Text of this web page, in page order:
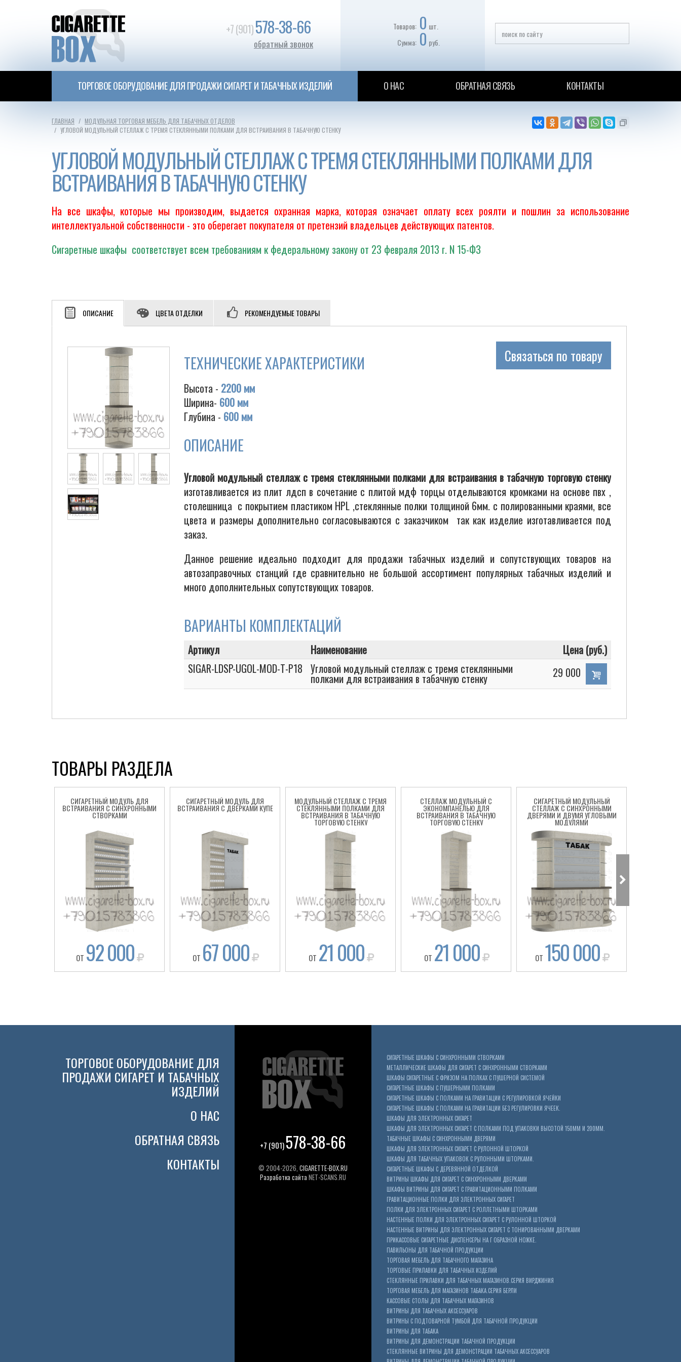
Cigarette Box
+7 (901)578-38-66
обратный звонок
Товаров: 0 шт.
Сумма: 0 руб.
ТОРГОВОЕ ОБОРУДОВАНИЕ ДЛЯ ПРОДАЖИ СИГАРЕТ И ТАБАЧНЫХ ИЗДЕЛИЙ О НАС ОБРАТНАЯ СВЯЗЬ КОНТАКТЫ
ГЛАВНАЯ
МОДУЛЬНАЯ ТОРГОВАЯ МЕБЕЛЬ ДЛЯ ТАБАЧНЫХ ОТДЕЛОВ
УГЛОВОЙ МОДУЛЬНЫЙ СТЕЛЛАЖ С ТРЕМЯ СТЕКЛЯННЫМИ ПОЛКАМИ ДЛЯ ВСТРАИВАНИЯ В ТАБАЧНУЮ СТЕНКУ
УГЛОВОЙ МОДУЛЬНЫЙ СТЕЛЛАЖ С ТРЕМЯ СТЕКЛЯННЫМИ ПОЛКАМИ ДЛЯ
ВСТРАИВАНИЯ В ТАБАЧНУЮ СТЕНКУ
На все шкафы, которые мы производим, выдается охранная марка, которая означает оплату всех роялти и пошлин за использование
интеллектуальной собственности - это оберегает покупателя от претензий владельцев действующих патентов.
Сигаретные шкафы соответствует всем требованиям к федеральному закону от 23 февраля 2013 г. N 15-ФЗ
ОПИСАНИЕ ЦВЕТА ОТДЕЛКИ РЕКОМЕНДУЕМЫЕ ТОВАРЫ
Связаться по товару
ТЕХНИЧЕСКИЕ ХАРАКТЕРИСТИКИ
Высота - 2200 мм
Ширина- 600 мм
Глубина - 600 мм
ОПИСАНИЕ
Угловой модульный стеллаж с тремя стеклянными полками для встраивания в табачную торговую стенку
изготавливается из плит лдсп в сочетание с плитой мдф торцы отделываются кромками на основе пвх ,
столешница с покрытием пластиком HPL ,стеклянные полки толщиной 6мм. с полированными краями, все
цвета и размеры дополнительно согласовываются с заказчиком так как изделие изготавливается под
заказ.
Данное решение идеально подходит для продажи табачных изделий и сопутствующих товаров на
автозаправочных станций где сравнительно не большой ассортимент популярных табачных изделий и
много дополнительных сопутствующих товаров.
ВАРИАНТЫ КОМПЛЕКТАЦИЙ
Артикул Наименование
Цена (руб.)
SIGAR-LDSP-UGOL-MOD-T-P18 Угловой модульный стеллаж с тремя стеклянными
полками для встраивания в табачную стенку 29 000
ТОВАРЫ РАЗДЕЛА
СИГАРЕТНЫЙ МОДУЛЬ ДЛЯ
ВСТРАИВАНИЯ С СИНХРОННЫМИ
СТВОРКАМИ
ОТ 92 000
СИГАРЕТНЫЙ МОДУЛЬ ДЛЯ
ВСТРАИВАНИЯ С ДВЕРКАМИ КУПЕ
ОТ 67 000
МОДУЛЬНЫЙ СТЕЛЛАЖ С ТРЕМЯ
СТЕКЛЯННЫМИ ПОЛКАМИ ДЛЯ
ВСТРАИВАНИЯ В ТАБАЧНУЮ
ТОРГОВУЮ СТЕНКУ
ОТ 21 000
СТЕЛЛАЖ МОДУЛЬНЫЙ С
ЭКОНОМПАНЕЛЬЮ ДЛЯ
ВСТРАИВАНИЯ В ТАБАЧНУЮ
ТОРГОВУЮ СТЕНКУ
ОТ 21 000
СИГАРЕТНЫЙ МОДУЛЬНЫЙ
СТЕЛЛАЖ С СИНХРОННЫМИ
ДВЕРЯМИ И ДВУМЯ УГЛОВЫМИ
МОДУЛЯМИ
ОТ 150 000
ТОРГОВОЕ ОБОРУДОВАНИЕ ДЛЯ
ПРОДАЖИ СИГАРЕТ И ТАБАЧНЫХ
ИЗДЕЛИЙ
О НАС
ОБРАТНАЯ СВЯЗЬ
КОНТАКТЫ
+7 (901)578-38-66
© 2004-2026, CIGARETTE-BOX.RU
Разработка сайтаNET-SCANS.RU
СИГАРЕТНЫЕ ШКАФЫ С СИНХРОННЫМИ СТВОРКАМИ
МЕТАЛЛИЧЕСКИЕ ШКАФЫ ДЛЯ СИГАРЕТ С СИНХРОННЫМИ СТВОРКАМИ
ШКАФЫ СИГАРЕТНЫЕ С ФРИЗОМ НА ПОЛКАХ С ПУШЕРНОЙ СИСТЕМОЙ
СИГАРЕТНЫЕ ШКАФЫ С ПУШЕРНЫМИ ПОЛКАМИ
СИГАРЕТНЫЕ ШКАФЫ С ПОЛКАМИ НА ГРАВИТАЦИИ С РЕГУЛИРОВКОЙ ЯЧЕЙКИ
СИГАРЕТНЫЕ ШКАФЫ С ПОЛКАМИ НА ГРАВИТАЦИИ БЕЗ РЕГУЛИРОВКИ ЯЧЕЕК.
ШКАФЫ ДЛЯ ЭЛЕКТРОННЫХ СИГАРЕТ
ШКАФЫ ДЛЯ ЭЛЕКТРОННЫХ СИГАРЕТ С ПОЛКАМИ ПОД УПАКОВКИ ВЫСОТОЙ 150ММ И 200ММ.
ТАБАЧНЫЕ ШКАФЫ С СИНХРОННЫМИ ДВЕРЯМИ
ШКАФЫ ДЛЯ ЭЛЕКТРОННЫХ СИГАРЕТ С РУЛОННОЙ ШТОРКОЙ
ШКАФЫ ДЛЯ ТАБАЧНЫХ УПАКОВОК С РУЛОННЫМИ ШТОРКАМИ.
СИГАРЕТНЫЕ ШКАФЫ С ДЕРЕВЯННОЙ ОТДЕЛКОЙ
ВИТРИНЫ ШКАФЫ ДЛЯ СИГАРЕТ С СИНХРОННЫМИ ДВЕРКАМИ
ШКАФЫ ВИТРИНЫ ДЛЯ СИГАРЕТ С ГРАВИТАЦИОННЫМИ ПОЛКАМИ
ГРАВИТАЦИОННЫЕ ПОЛКИ ДЛЯ ЭЛЕКТРОННЫХ СИГАРЕТ
ПОЛКИ ДЛЯ ЭЛЕКТРОННЫХ СИГАРЕТ С РОЛЛЕТНЫМИ ШТОРКАМИ
НАСТЕННЫЕ ПОЛКИ ДЛЯ ЭЛЕКТРОННЫХ СИГАРЕТ С РУЛОННОЙ ШТОРКОЙ
НАСТЕННЫЕ ВИТРИНЫ ДЛЯ ЭЛЕКТРОННЫХ СИГАРЕТ С ТОНИРОВАННЫМИ ДВЕРКАМИ
ПРИКАССОВЫЕ СИГАРЕТНЫЕ ДИСПЕНСЕРЫ НА Г ОБРАЗНОЙ НОЖКЕ.
ПАВИЛЬОНЫ ДЛЯ ТАБАЧНОЙ ПРОДУКЦИИ
ТОРГОВАЯ МЕБЕЛЬ ДЛЯ ТАБАЧНОГО МАГАЗИНА
ТОРГОВЫЕ ПРИЛАВКИ ДЛЯ ТАБАЧНЫХ ИЗДЕЛИЙ
СТЕКЛЯННЫЕ ПРИЛАВКИ ДЛЯ ТАБАЧНЫХ МАГАЗИНОВ.СЕРИЯ ВИРДЖИНИЯ
ТОРГОВАЯ МЕБЕЛЬ ДЛЯ МАГАЗИНОВ ТАБАКА.СЕРИЯ БЕРЛИ
КАССОВЫЕ СТОЛЫ ДЛЯ ТАБАЧНЫХ МАГАЗИНОВ
ВИТРИНЫ ДЛЯ ТАБАЧНЫХ АКСЕССУАРОВ
ВИТРИНЫ С ПОДТОВАРНОЙ ТУМБОЙ ДЛЯ ТАБАЧНОЙ ПРОДУКЦИИ
ВИТРИНЫ ДЛЯ ТАБАКА
ВИТРИНЫ ДЛЯ ДЕМОНСТРАЦИИ ТАБАЧНОЙ ПРОДУКЦИИ
СТЕКЛЯННЫЕ ВИТРИНЫ ДЛЯ ДЕМОНСТРАЦИИ ТАБАЧНЫХ АКСЕССУАРОВ